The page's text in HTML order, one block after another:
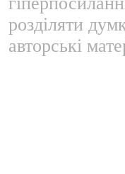
розділяти
авторські